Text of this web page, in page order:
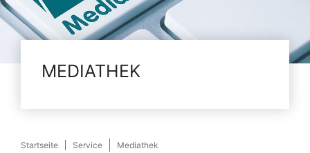
MEDIATHEK
Startseite Service Mediathek